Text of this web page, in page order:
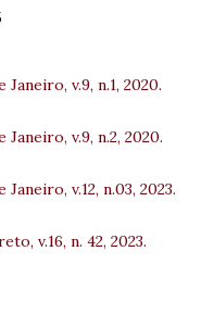
v.9, n.1, 2020.
v.9, n.2, 2020.
v.12, n.03, 2023.
v.16, n. 42, 2023.